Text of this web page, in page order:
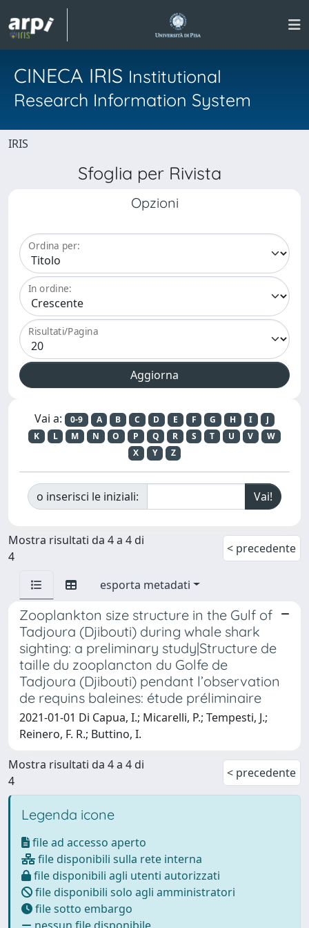
CINECA IRIS Institutional
Research Information System
IRIS
Sfoglia per Rivista
Opzioni
Ordina per:
In ordine:
Risultati/Pagina
Vai a: 0-9 A B C D E F G H I
J
K
L M N O P Q R S T U V
W
X
Y Z
o inserisci le iniziali:
Mostra risultati da 4 a 4 di
4
< precedente
esporta metadati
Zooplankton size structure in the Gulf of
Tadjoura (Djibouti) during whale shark
sighting: a preliminary study|Structure de
taille du zooplancton du Golfe de
Tadjoura (Djibouti) pendant l’observation
de requins baleines: étude préliminaire
2021-01-01 Di Capua, I.; Micarelli, P.; Tempesti, J.;
Reinero, F. R.; Buttino, I.
Mostra risultati da 4 a 4 di
4
< precedente
Legenda icone
file ad accesso aperto
file disponibili sulla rete interna
file disponibili agli utenti autorizzati
file disponibili solo agli amministratori
file sotto embargo
nessun file disponibile